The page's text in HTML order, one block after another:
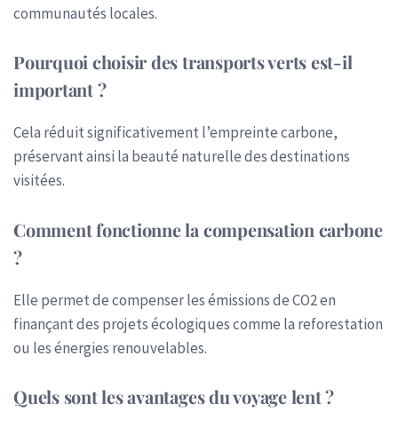
communautés locales.
Pourquoi choisir des transports verts est-il
important ?
Cela réduit significativement l’empreinte carbone,
préservant ainsi la beauté naturelle des destinations
visitées.
Comment fonctionne la compensation carbone
?
Elle permet de compenser les émissions de CO2 en
finançant des projets écologiques comme la reforestation
ou les énergies renouvelables.
Quels sont les avantages du voyage lent ?